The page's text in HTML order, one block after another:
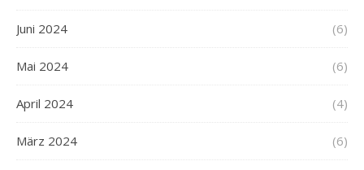
Juni 2024 (6)
Mai 2024 (6)
April 2024 (4)
März 2024 (6)